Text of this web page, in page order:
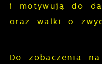
i motywują do
oraz walki o
Do zobaczenia
charakterze
nasze treści w